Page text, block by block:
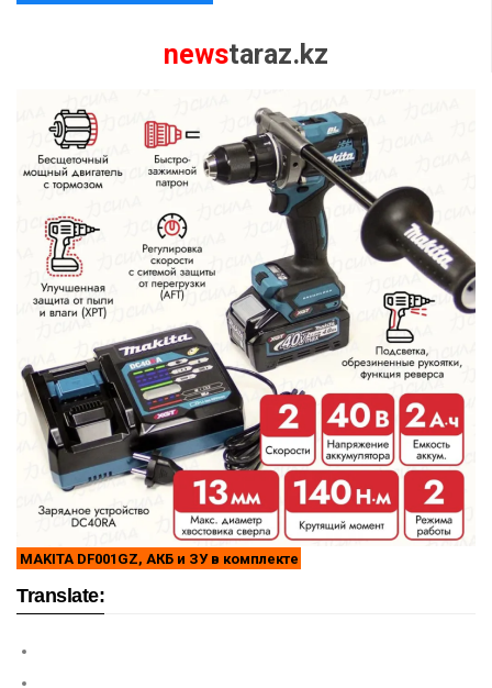
newstaraz.kz
MAKITA DF001GZ, АКБ и ЗУ в комплекте
Translate: